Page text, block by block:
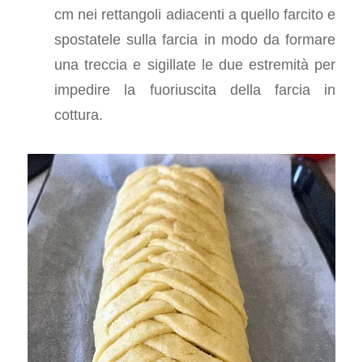
cm nei rettangoli adiacenti a quello farcito e
spostatele sulla farcia in modo da formare
una treccia e sigillate le due estremità per
impedire la fuoriuscita della farcia in
cottura.